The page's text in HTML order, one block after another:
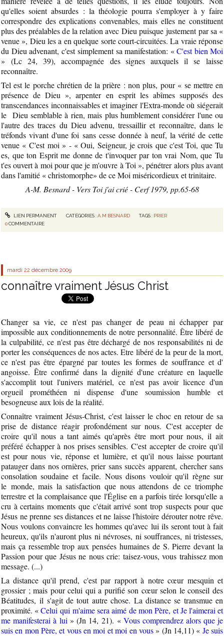
qu'elles soient absurdes : la théologie pourra s'employer à y faire
correspondre des explications convenables, mais elles ne constituent
plus des préalables de la relation avec Dieu puisque justement par sa «
venue », Dieu les a en quelque sorte court-circuitées. La vraie réponse
du Dieu advenant, c'est simplement sa manifestation: «C'est bien Moi
» (Lc 24, 39), accompagnée des signes auxquels il se laisse
reconnaître.
Tel est le porche chrétien de la prière : non plus, pour « se mettre en
présence de Dieu », arpenter en esprit les abîmes supposés des
transcendances inconnaissables et imaginer l'Extra-monde où siégerait
le Dieu semblable à rien, mais plus humblement considérer l'une ou
l'autre des traces du Dieu advenu, tressaillir et reconnaître, dans le
tréfonds vivant d'une foi sans cesse donnée à neuf, la vérité de cette
venue « C'est moi » - « Oui, Seigneur, je crois que c'est Toi, que Tu
es, que ton Esprit me donne de t'invoquer par ton vrai Nom, que Tu
t'es ouvert à moi pour que je m'ouvre à Toi », pénétrer alors plus avant
dans l'amitié « christomorphe» de ce Moi miséricordieux et trinitaire.
A-M. Besnard - Vers Toi j'ai crié - Cerf 1979, pp.65-68
LIEN PERMANENT CATÉGORIES :A.M BESNARD TAGS : PRIER
0COMMENTAIRE
mardi 22 décembre 2009
connaître vraiment Jésus Christ
Changer sa vie, ce n'est pas changer de peau ni échapper par
impossible aux conditionnements de notre personnalité. Être libéré de
la culpabilité, ce n'est pas être déchargé de nos responsabilités ni de
porter les conséquences de nos actes. Etre libéré de la peur de la mort,
ce n'est pas être épargné par toutes les formes de souffrance et d'
angoisse. Être confirmé dans la dignité d'une créature en laquelle
s'accomplit tout l'univers matériel, ce n'est pas avoir licence d'un
orgueil prométhéen ni dispense d'une soumission humble et
besogneuse aux lois de la réalité.
Connaître vraiment Jésus-Christ, c'est laisser le choc en retour de sa
prise de distance réagir profondément sur nous. C'est accepter de
croire qu'il nous a tant aimés qu'après être mort pour nous, il ait
préféré échapper à nos prises sensibles. C'est accepter de croire qu'il
est pour nous vie, réponse et lumière, et qu'il nous laisse pourtant
patauger dans nos ornières, prier sans succès apparent, chercher sans
consolation soudaine et facile. Nous disons vouloir qu'il règne sur
le monde, mais la satisfaction que nous attendons de ce triomphe
terrestre et la complaisance que l'Église en a parfois tirée lorsqu'elle a
cru à certains moments que c'était arrivé sont trop suspects pour que
Jésus ne prenne ses distances et ne laisse l'histoire dérouter notre rêve.
Nous voulons convaincre les hommes qu'avec lui ils seront tout à fait
heureux, qu'ils n'auront plus ni névroses, ni souffrances, ni tristesses,
mais ça ressemble trop aux pensées humaines de S. Pierre devant la
Passion pour que Jésus ne nous crie: taisez-vous, vous trahissez mon
message. (...)
La distance qu'il prend, c'est par rapport à notre cœur mesquin et
grossier ; mais pour celui qui a purifié son cœur selon le conseil des
Béatitudes, il s'agit de tout autre chose. La distance se transmue en
proximité. «Celui qui m'aime sera aimé de mon Père, et Je l'aimerai et
me manifesterai à lui » (Jn 14, 21). « Vous comprendrez alors que je
suis en mon Père, et vous en moi et moi en vous» (Jn 14,11) « Je suis